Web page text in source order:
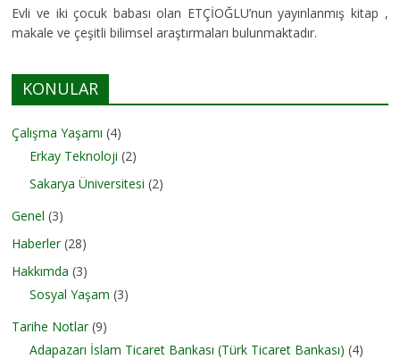
Evli ve iki çocuk babası olan ETÇİOĞLU’nun yayınlanmış kitap ,
makale ve çeşitli bilimsel araştırmaları bulunmaktadır.
KONULAR
Çalışma Yaşamı (4)
Erkay Teknoloji (2)
Sakarya Üniversitesi (2)
Genel (3)
Haberler(28)
Hakkımda (3)
Sosyal Yaşam (3)
Tarihe Notlar(9)
Adapazarı İslam Ticaret Bankası (Türk Ticaret Bankası) (4)